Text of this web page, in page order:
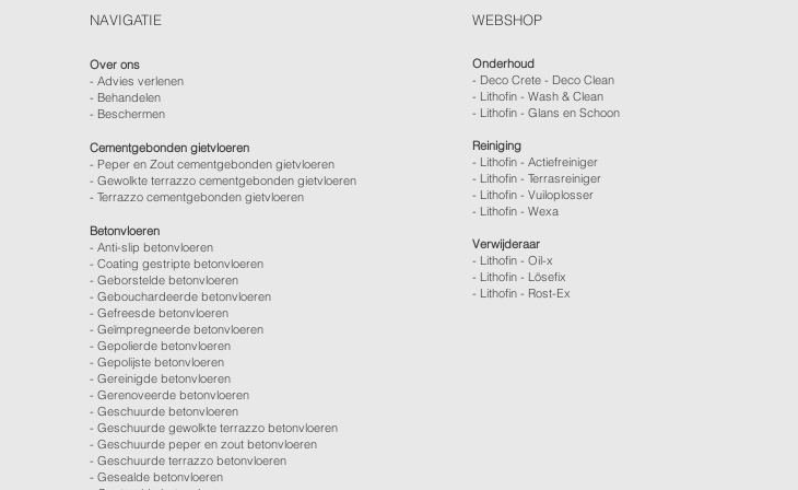
NAVIGATIE
Over ons
-Advies verlenen
- Behandelen
- Beschermen
Cementgebonden gietvloeren
- Peper en Zout cementgebonden gietvloeren
- Gewolkte terrazzo cementgebonden gietvloeren
- Terrazzo cementgebonden gietvloeren
Betonvloeren
-Anti-slip betonvloeren
-Coating gestripte betonvloeren
-Geborstelde betonvloeren
-Gebouchardeerde betonvloeren
-Gefreesde betonvloeren
-Geïmpregneerde betonvloeren
-Gepolierde betonvloeren
-Gepolijste betonvloeren
- Gereinigde betonvloeren
-Gerenoveerde betonvloeren
-Geschuurde betonvloeren
-Geschuurde gewolkte terrazzo betonvloeren
-Geschuurde peper en zout betonvloeren
-Geschuurde terrazzo betonvloeren
-Gesealde betonvloeren
WEBSHOP
Onderhoud
- Deco Crete - Deco Clean
- Lithofin - Wash & Clean
- Lithofin - Glans en Schoon
Reiniging
- Lithofin - Actiefreiniger
- Lithofin - Terrasreiniger
- Lithofin - Vuiloplosser
- Lithofin - Wexa
Verwijderaar
- Lithofin - Oil-x
- Lithofin - Lösefix
- Lithofin - Rost-Ex